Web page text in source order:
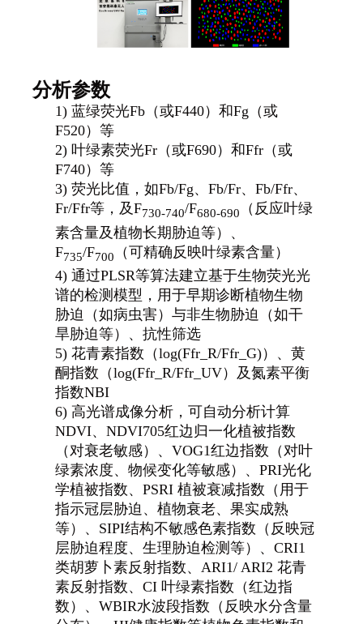
分析参数
1) 蓝绿荧光Fb（或F440）和Fg（或
F520）等
2) 叶绿素荧光Fr（或F690）和Ffr（或
F740）等
3) 荧光比值，如Fb/Fg、Fb/Fr、Fb/Ffr、
Fr/Ffr等，及F730-740/F680-690
（反应叶绿
素含量及植物长期胁迫等）、
F735/F700
（可精确反映叶绿素含量）
4) 通过PLSR等算法建立基于生物荧光光
谱的检测模型，用于早期诊断植物生物
胁迫（如病虫害）与非生物胁迫（如干
旱胁迫等）、抗性筛选
5) 花青素指数（log(Ffr_R/Ffr_G)）、黄
酮指数（log(Ffr_R/Ffr_UV）及氮素平衡
指数NBI
6) 高光谱成像分析，可自动分析计算
NDVI、NDVI705红边归一化植被指数
（对衰老敏感）、VOG1红边指数（对叶
绿素浓度、物候变化等敏感）、PRI光化
学植被指数、PSRI 植被衰减指数（用于
指示冠层胁迫、植物衰老、果实成熟
等）、SIPI结构不敏感色素指数（反映冠
层胁迫程度、生理胁迫检测等）、CRI1
类胡萝卜素反射指数、ARI1/ ARI2 花青
素反射指数、CI 叶绿素指数（红边指
数）、WBIR水波段指数（反映水分含量